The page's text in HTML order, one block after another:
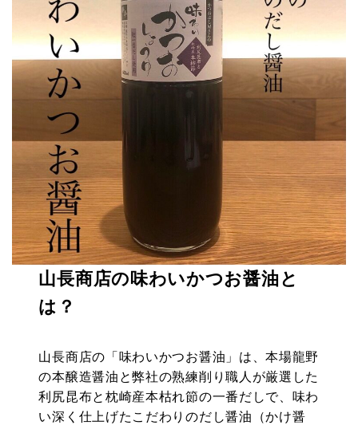
山長商店の味わいかつお醤油と
は？
山長商店の「味わいかつお醤油」は、本場龍野
の本醸造醤油と弊社の熟練削り職人が厳選した
利尻昆布と枕崎産本枯れ節の一番だしで、味わ
い深く仕上げたこだわりのだし醤油（かけ醤